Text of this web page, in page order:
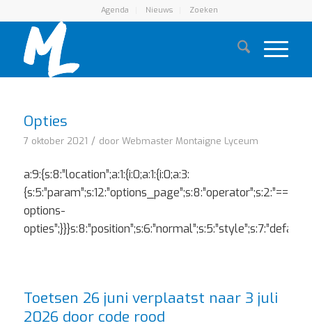
Agenda Nieuws Zoeken
Opties
7 oktober 2021 / door Webmaster Montaigne Lyceum
a:9:{s:8:”location”;a:1:{i:0;a:1:{i:0;a:3:
options-
Toetsen 26 juni verplaatst naar 3 juli
2026 door code rood